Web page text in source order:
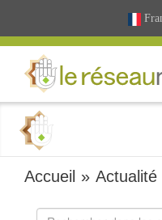
Accueil »Actualité